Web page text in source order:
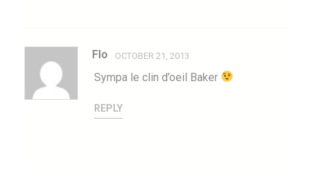
Flo OCTOBER 21, 2013
Sympa le clin d’oeil Baker
REPLY